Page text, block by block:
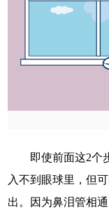
即使前面这2个步
入不到眼球里，但
出。因为鼻泪管相